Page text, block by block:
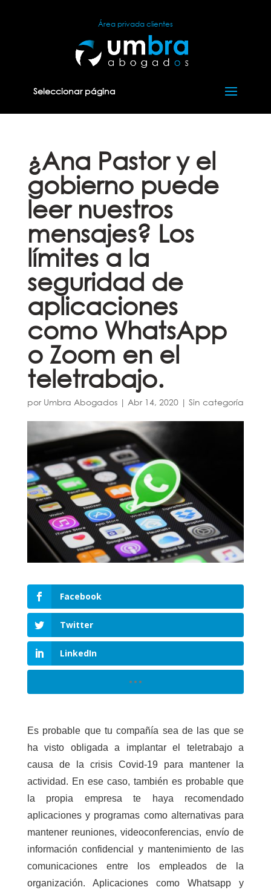
Área privada clientes
Seleccionar página
¿Ana Pastor y el
gobierno puede
leer nuestros
mensajes? Los
límites a la
seguridad de
aplicaciones
como WhatsApp
o Zoom en el
teletrabajo.
por Umbra Abogados| Abr 14, 2020| Sin categoría
Facebook
Twitter
LinkedIn
Es probable que tu compañía sea de las que se
ha visto obligada a implantar el teletrabajo a
causa de la crisis Covid-19 para mantener la
actividad. En ese caso, también es probable que
la propia empresa te haya recomendado
aplicaciones y programas como alternativas para
mantener reuniones, videoconferencias, envío de
información confidencial y mantenimiento de las
comunicaciones entre los empleados de la
organización. Aplicaciones como Whatsapp y